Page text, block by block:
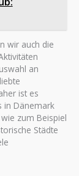
wir auch die
an
ist es
in Dänemark
zum Beispiel
Städte